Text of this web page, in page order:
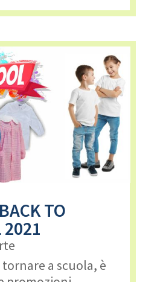
TO
2021
a scuola, è